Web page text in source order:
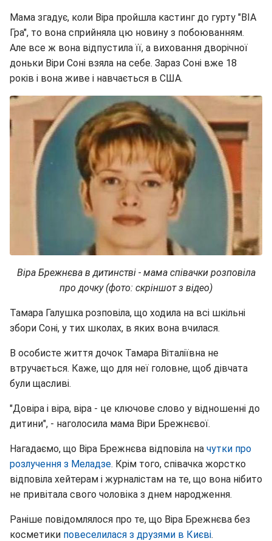
Мама згадує, коли Віра пройшла кастинг до гурту "ВІА
Гра", то вона сприйняла цю новину з побоюванням.
Але все ж вона відпустила її, а виховання дворічної
доньки Віри Соні взяла на себе. Зараз Соні вже 18
років і вона живе і навчається в США.
Віра Брежнєва в дитинстві - мама співачки розповіла
про дочку (фото: скріншот з відео)
Тамара Галушка розповіла, що ходила на всі шкільні
збори Соні, у тих школах, в яких вона вчилася.
В особисте життя дочок Тамара Віталіївна не
втручається. Каже, що для неї головне, щоб дівчата
були щасливі.
"Довіра і віра, віра - це ключове слово у відношенні до
дитини", - наголосила мама Віри Брежнєвої.
Нагадаємо, що Віра Брежнєва відповіла на чутки про
розлучення з Меладзе. Крім того, співачка жорстко
відповіла хейтерам і журналістам на те, що вона нібито
не привітала свого чоловіка з днем народження.
Раніше повідомлялося про те, що Віра Брежнєва без
косметики повеселилася з друзями в Києві.